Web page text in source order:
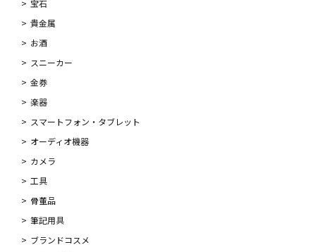
宝石
貴金属
お酒
スニーカー
金券
楽器
スマートフォン・タブレット
オーディオ機器
カメラ
工具
骨董品
筆記用具
ブランドコスメ